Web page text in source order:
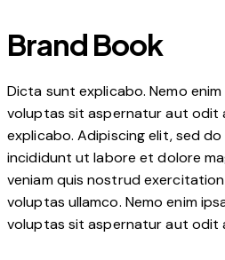
Brand Book
Dicta sunt explicabo. Nemo
voluptas sit aspernatur aut odit
explicabo. Adipiscing elit, sed
incididunt ut labore et dolore
veniam quis nostrud
voluptas ullamco. Nemo enim
voluptas sit aspernatur aut odit